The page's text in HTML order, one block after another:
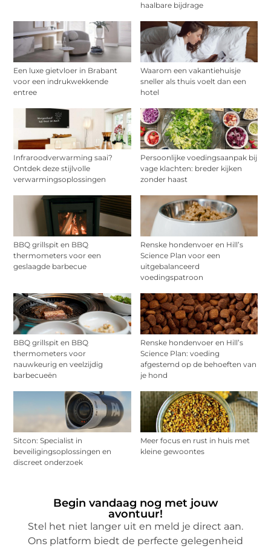
haalbare bijdrage
Een luxe gietvloer in Brabant
voor een indrukwekkende
entree
Waarom een vakantiehuisje
sneller als thuis voelt dan een
hotel
Infraroodverwarming saai?
Ontdek deze stijlvolle
verwarmingsoplossingen
Persoonlijke voedingsaanpak bij
vage klachten: breder kijken
zonder haast
BBQ grillspit en BBQ
thermometers voor een
geslaagde barbecue
Renske hondenvoer en Hill’s
Science Plan voor een
uitgebalanceerd
voedingspatroon
BBQ grillspit en BBQ
thermometers voor
nauwkeurig en veelzijdig
barbecueën
Renske hondenvoer en Hill’s
Science Plan: voeding
afgestemd op de behoeften van
je hond
Sitcon: Specialist in
beveiligingsoplossingen en
discreet onderzoek
Meer focus en rust in huis met
kleine gewoontes
Begin vandaag nog met jouw
avontuur!
Stel het niet langer uit en meld je direct aan.
Ons platform biedt de perfecte gelegenheid